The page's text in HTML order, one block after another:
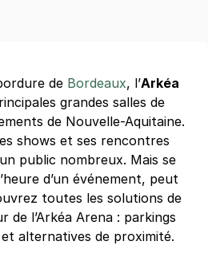
de Bordeaux, l’Arkéa
grandes salles de
de Nouvelle-Aquitaine.
shows et ses rencontres
public nombreux. Mais se
d’un événement, peut
toutes les solutions de
l’Arkéa Arena : parkings
alternatives de proximité.